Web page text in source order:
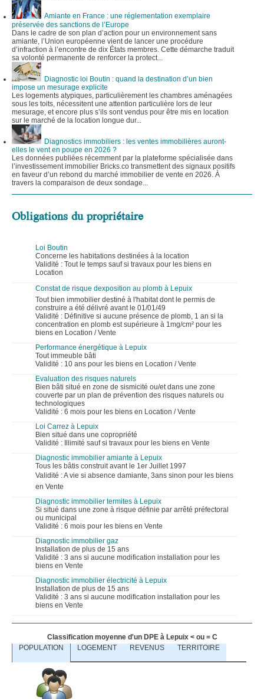
Amiante en France : une réglementation exemplaire
préservée des sanctions de l’Europe
Dans le cadre de son plan d’action pour un environnement sans
amiante, l’Union européenne vient de lancer une procédure
d’infraction à l’encontre de dix États membres. Cette démarche traduit
sa volonté permanente de renforcer la protect...
Diagnostic loi Boutin : quand la destination d’un bien
impose un mesurage explicite
Les logements atypiques, particulièrement les chambres aménagées
sous les toits, nécessitent une attention particulière lors de leur
mesurage, et encore plus s’ils sont vendus pour être mis en location
sur le marché de la location longue dur...
Diagnostics immobiliers : les ventes immobilières auront-
elles le vent en poupe en 2026 ?
Les données publiées récemment par la plateforme spécialisée dans
l’investissement immobilier Bricks.co transmettent des signaux positifs
en faveur d’un rebond du marché immobilier de vente en 2026. À
travers la comparaison de deux sondage...
Obligations du propriétaire
Loi Boutin
Concerne les habitations destinées à la location
Validité : Tout le temps sauf si travaux pour les biens en
Location
Constat de risque dexposition au plomb à Lepuix
Tout bien immobilier destiné à l'habitat dont le permis de
construire a été délivré avant le 01/01/49
Validité : Définitive si aucune présence de plomb, 1 an si la
concentration en plomb est supérieure à 1mg/cm² pour les
biens en Location / Vente
Performance énergétique à Lepuix
Tout immeuble bâti
Validité : 10 ans pour les biens en Location / Vente
Evaluation des risques naturels
Bien bâti situé en zone de sismicité ou/et dans une zone
couverte par un plan de prévention des risques naturels ou
technologiques
Validité : 6 mois pour les biens en Location / Vente
Loi Carrez à Lepuix
Bien situé dans une copropriété
Validité : Illimité sauf si travaux pour les biens en Vente
Diagnostic immobilier amiante à Lepuix
Tous les bâtis construit avant le 1er Juillet 1997
Validité : A vie si absence damiante, 3ans sinon pour les biens
en Vente
Diagnostic immobilier termites à Lepuix
Si situé dans une zone à risque définie par arrêté préfectoral
ou municipal
Validité : 6 mois pour les biens en Vente
Diagnostic immobilier gaz
Installation de plus de 15 ans
Validité : 3 ans si aucune modification installation pour les
biens en Vente
Diagnostic immobilier électricité à Lepuix
Installation de plus de 15 ans
Validité : 3 ans si aucune modification installation pour les
biens en Vente
Classification moyenne d'un DPE à Lepuix < ou = C
POPULATION
LOGEMENT REVENUS TERRITOIRE